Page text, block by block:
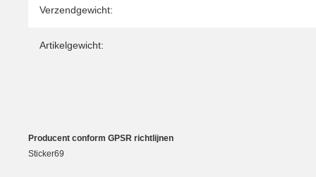
Verzendgewicht:
Artikelgewicht:
Producent conform GPSR richtlijnen
Sticker69